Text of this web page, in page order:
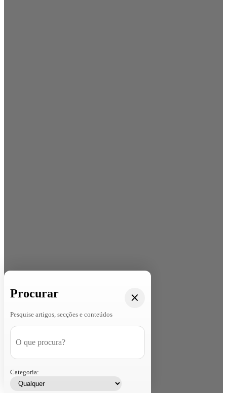
Procurar
Pesquise artigos, secções e conteúdos
Categoria: